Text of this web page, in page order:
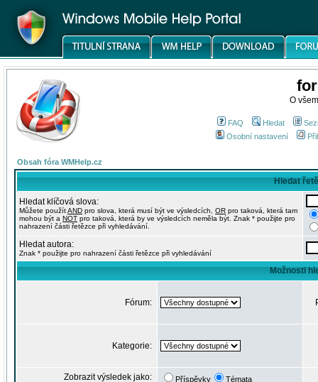
O
FAQ Hledat
Osobní nastavení
Obsah fóra WMHelp.cz
Hledat
Hledat klíčová slova:
Můžete použítAND pro slova, která musí být ve výsledcích, OR pro taková, která tam
mohou být a NOT pro taková, která by ve výsledcích neměla být. Znak * použijte pro
nahrazení části řetězce při vyhledávání.
Hledat autora:
Znak * použijte pro nahrazení části řetězce při vyhledávání
Možnosti
Fórum:
Kategorie:
Zobrazit výsledek jako: Příspěvky Témata